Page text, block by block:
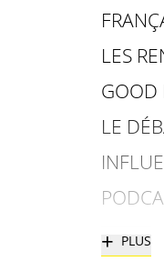
LES
GOOD
LE
+ PLUS